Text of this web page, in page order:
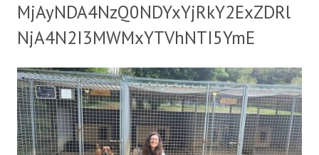
MjAyNDA4NzQ0NDYxYjRkY2ExZDRl
NjA4N2I3MWMxYTVhNTI5YmE